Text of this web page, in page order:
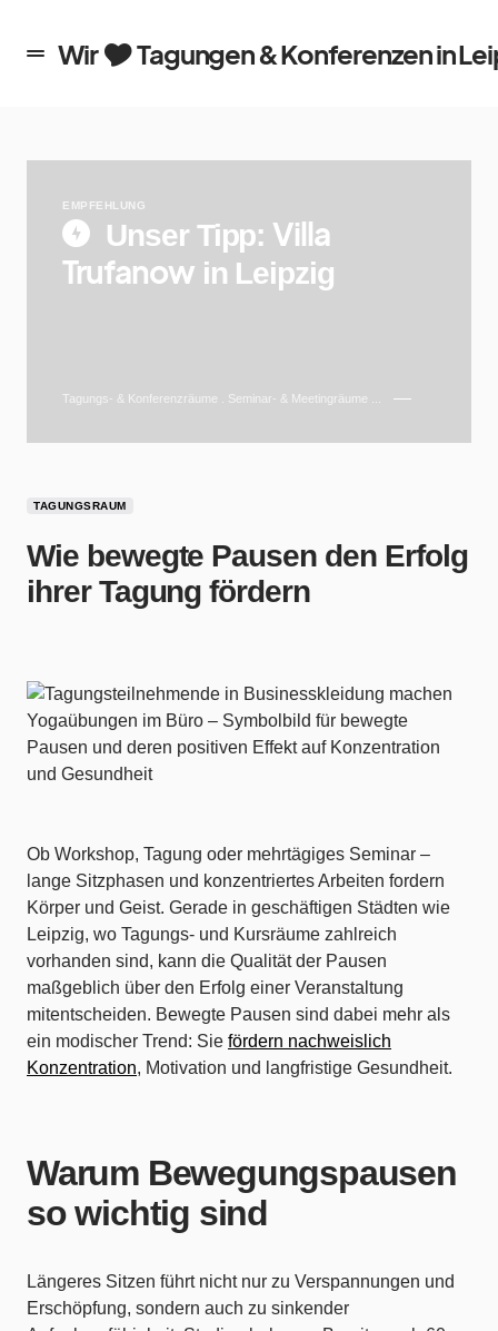
in Leipzig
Wir 🎔 Tagungen & Konferenzen in
EMPFEHLUNG
Unser Tipp: Villa
Trufanowin Leipzig
Tagungs- & Konferenzräume . Seminar- & Meetingräume ...
TAGUNGSRAUM
Wie bewegte Pausen den Erfolg
ihrer Tagung fördern
Ob Workshop, Tagung oder mehrtägiges Seminar –
lange Sitzphasen und konzentriertes Arbeiten fordern
Körper und Geist. Gerade in geschäftigen Städten wie
Leipzig, wo Tagungs- und Kursräume zahlreich
vorhanden sind, kann die Qualität der Pausen
maßgeblich über den Erfolg einer Veranstaltung
mitentscheiden. Bewegte Pausen sind dabei mehr als
ein modischer Trend: Sie fördern nachweislich
Konzentration, Motivation und langfristige Gesundheit.
Warum Bewegungspausen
so wichtig sind
Längeres Sitzen führt nicht nur zu Verspannungen und
Erschöpfung, sondern auch zu sinkender